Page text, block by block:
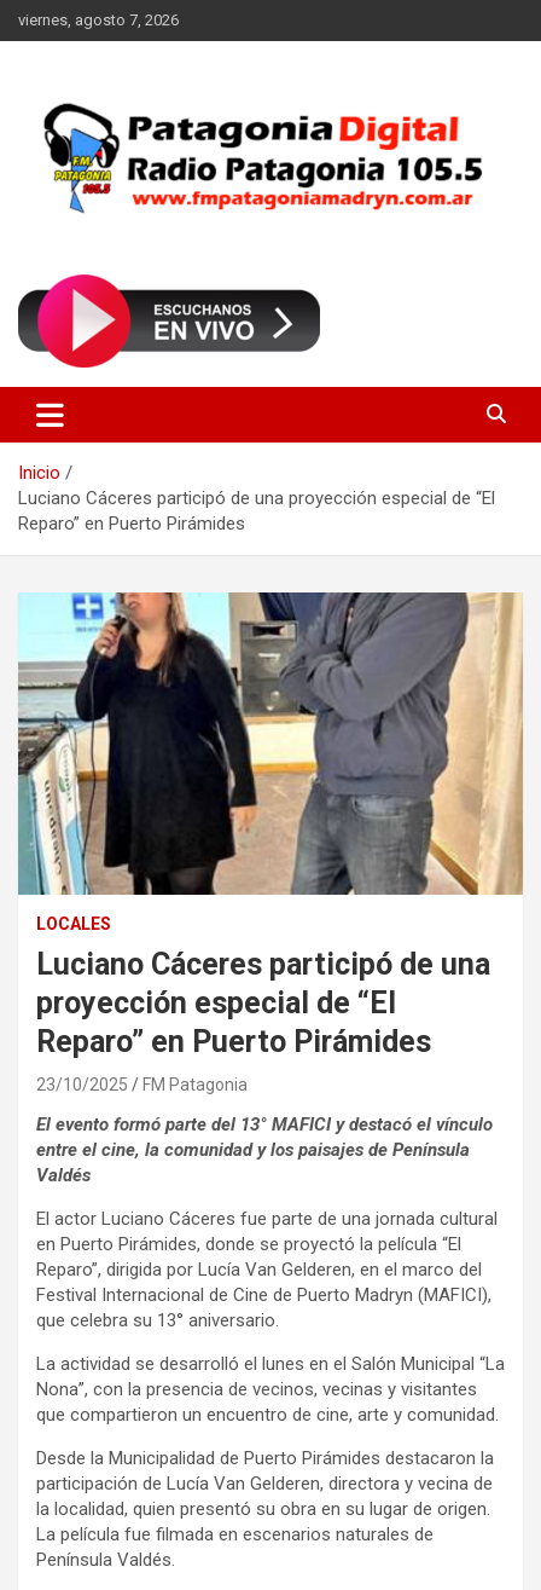
Saltar
al
viernes, agosto 7, 2026
FM Patagonia Madryn
Inicio
Luciano Cáceres participó de una proyección especial de “El
Reparo” en Puerto Pirámides
LOCALES
Luciano Cáceres participó de una
proyección especial de “El
Reparo” en Puerto Pirámides
23/10/2025 FM Patagonia
El evento formó parte del 13° MAFICI y destacó el vínculo
entre el cine, la comunidad y los paisajes de Península
Valdés
El actor Luciano Cáceres fue parte de una jornada cultural
en Puerto Pirámides, donde se proyectó la película “El
Reparo”, dirigida por Lucía Van Gelderen, en el marco del
Festival Internacional de Cine de Puerto Madryn (MAFICI),
que celebra su 13° aniversario.
La actividad se desarrolló el lunes en el Salón Municipal “La
Nona”, con la presencia de vecinos, vecinas y visitantes
que compartieron un encuentro de cine, arte y comunidad.
Desde la Municipalidad de Puerto Pirámides destacaron la
participación de Lucía Van Gelderen, directora y vecina de
la localidad, quien presentó su obra en su lugar de origen.
La película fue filmada en escenarios naturales de
Península Valdés.